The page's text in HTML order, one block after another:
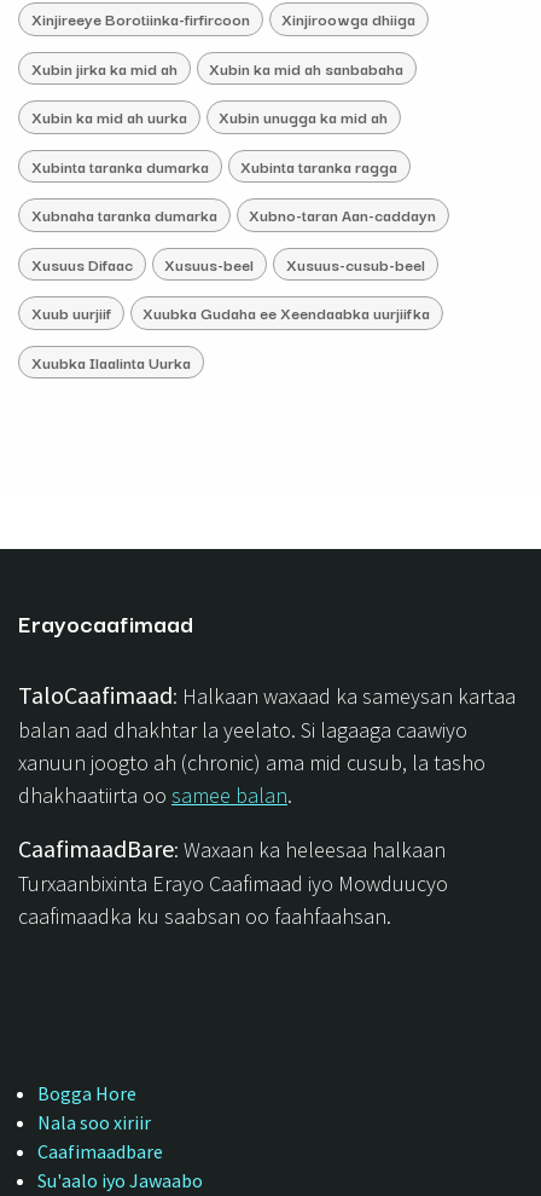
Xinjireeye Borotiinka-firfircoon Xinjiroowga dhiiga
Xubin jirka ka mid ah Xubin ka mid ah sanbabaha
Xubin ka mid ah uurka Xubin unugga ka mid ah
Xubinta taranka dumarka Xubinta taranka ragga
Xubnaha taranka dumarka Xubno-taran Aan-caddayn
Xusuus Difaac Xusuus-beel Xusuus-cusub-beel
Xuub uurjiif Xuubka Gudaha ee Xeendaabka uurjiifka
Xuubka Ilaalinta Uurka
Erayocaafimaad
TaloCaafimaad: Halkaan waxaad ka sameysan kartaa
balan aad dhakhtar la yeelato. Si lagaaga caawiyo
xanuun joogto ah (chronic) ama mid cusub, la tasho
dhakhaatiirta oo samee balan.
CaafimaadBare: Waxaan ka heleesaa halkaan
Turxaanbixinta Erayo Caafimaad iyo Mowduucyo
caafimaadka ku saabsan oo faahfaahsan.
Bogga Hore
Nala soo xiriir
Caafimaadbare
Su'aalo iyo Jawaabo